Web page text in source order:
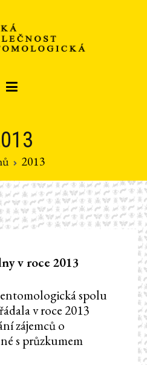
2013
vroce 2013
spolu
v roce 2013
zájemců o
s průzkumem